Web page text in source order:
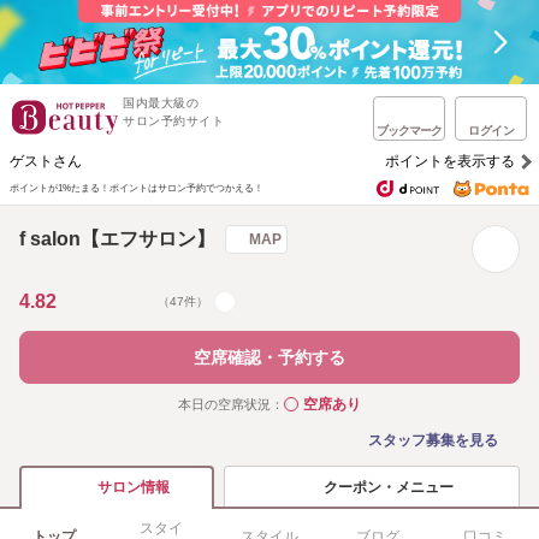
国内最大級の
サロン予約サイト
ブックマーク ログイン
ゲストさん ポイントを表示する
ポイントが1%たまる！ ポイントはサロン予約でつかえる！
f salon【エフサロン】 MAP
4.82 （47件）
空席確認・予約する
本日の空席状況： ◯空席あり
スタッフ募集を見る
サロン情報 クーポン・メニュー
スタイ